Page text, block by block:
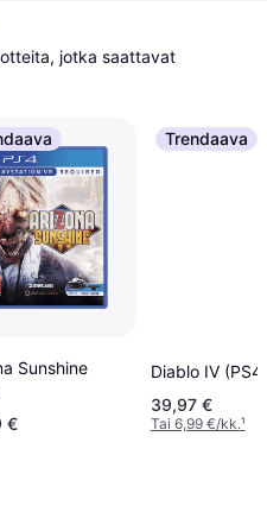
jotka saattavat
Sunshine
€
Trendaava
Diablo IV (PS4)
39,97 €
Tai 6,99 €/kk.¹